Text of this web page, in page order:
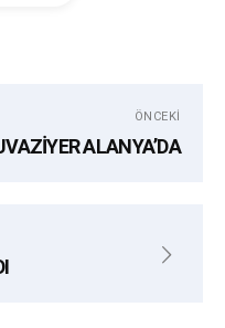
ÖNCEKI
ALANYA’DA